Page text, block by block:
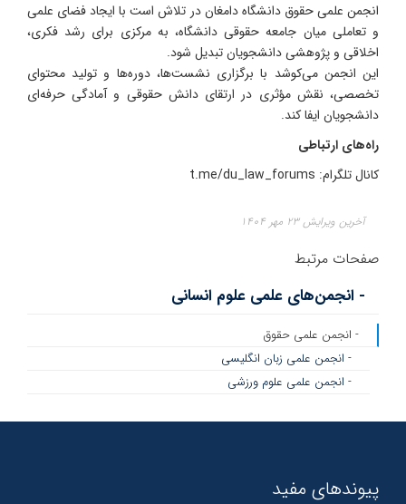
انجمن علمی حقوق دانشگاه دامغان در تلاش است با ایجاد فضای علمی
و تعاملی میان جامعه حقوقی دانشگاه، به مرکزی برای رشد فکری،
اخلاقی و پژوهشی دانشجویان تبدیل شود.
این انجمن می‌کوشد با برگزاری نشست‌ها، دوره‌ها و تولید محتوای
تخصصی، نقش مؤثری در ارتقای دانش حقوقی و آمادگی حرفه‌ای
دانشجویان ایفا کند.
راه‌های ارتباطی
کانال تلگرام: t.me/du_law_forums
آخرین ویرایش ۲۳ مهر ۱۴۰۴
صفحات مرتبط
- انجمن‌های علمی علوم انسانی
- انجمن علمی حقوق
- انجمن علمی زبان انگلیسی
- انجمن علمی علوم ورزشی
پیوندهای مفید